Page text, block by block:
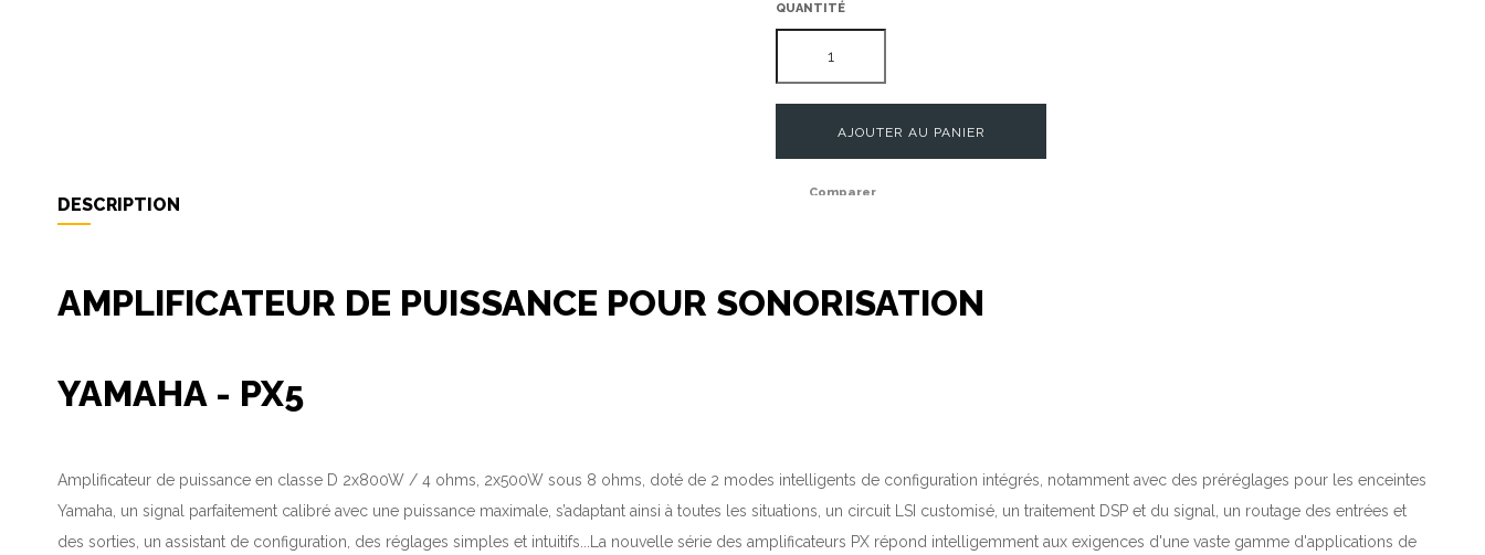
QUANTITÉ
AJOUTER AU PANIER
Comparer
DESCRIPTION
AMPLIFICATEUR DE PUISSANCE POUR SONORISATION
YAMAHA - PX5
Amplificateur de puissance en classe D 2x800W / 4 ohms, 2x500W sous 8 ohms, doté de 2 modes intelligents de configuration intégrés, notamment avec des préréglages pour les enceintes
Yamaha, un signal parfaitement calibré avec une puissance maximale, s’adaptant ainsi à toutes les situations, un circuit LSI customisé, un traitement DSP et du signal, un routage des entrées et
des sorties, un assistant de configuration, des réglages simples et intuitifs...La nouvelle série des amplificateurs PX répond intelligemment aux exigences d'une vaste gamme d'applications de